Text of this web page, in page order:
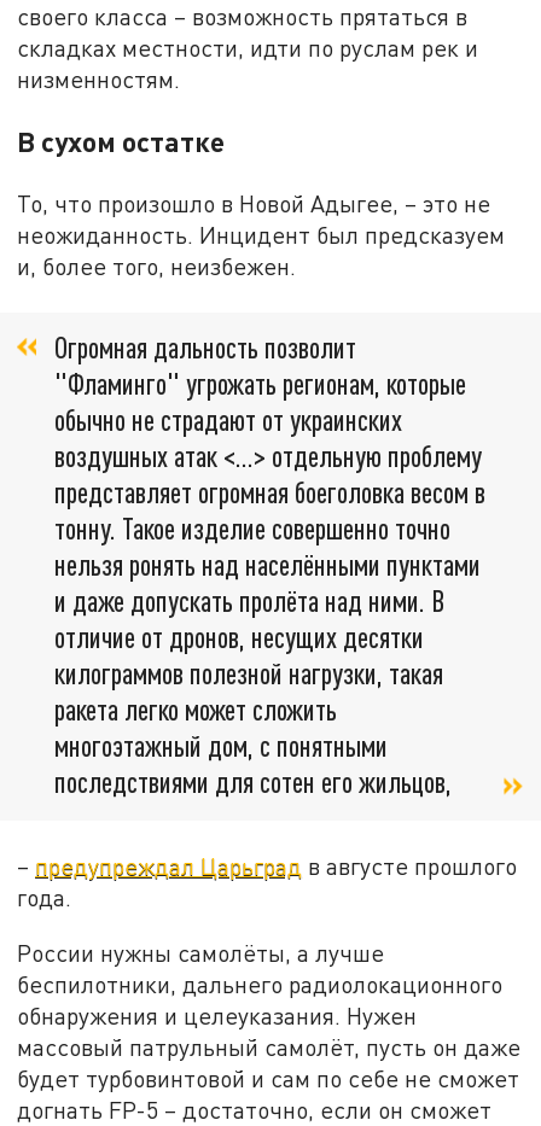
своего класса – возможность прятаться в
складках местности, идти по руслам рек и
низменностям.
В сухом остатке
То, что произошло в Новой Адыгее, – это не
неожиданность. Инцидент был предсказуем
и, более того, неизбежен.
Огромная дальность позволит
"Фламинго" угрожать регионам, которые
обычно не страдают от украинских
воздушных атак <…> отдельную проблему
представляет огромная боеголовка весом в
тонну. Такое изделие совершенно точно
нельзя ронять над населёнными пунктами
и даже допускать пролёта над ними. В
отличие от дронов, несущих десятки
килограммов полезной нагрузки, такая
ракета легко может сложить
многоэтажный дом, с понятными
последствиями для сотен его жильцов,
– предупреждал Царьград в августе прошлого
года.
России нужны самолёты, а лучше
беспилотники, дальнего радиолокационного
обнаружения и целеуказания. Нужен
массовый патрульный самолёт, пусть он даже
будет турбовинтовой и сам по себе не сможет
догнать FP-5 – достаточно, если он сможет